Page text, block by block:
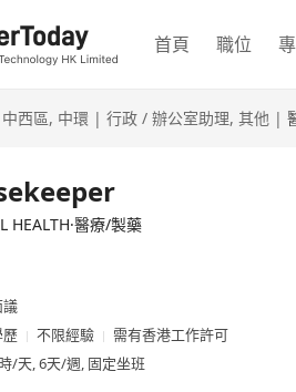
首頁 職位
中西區, 中環 | 行政 / 辦公室助理, 其他 |
HEALTH·醫療/製藥
議
歷
不限經驗
需有香港工作許可
/天, 6天/週, 固定坐班